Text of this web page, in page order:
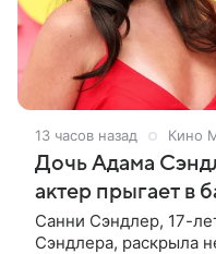
13 часов назад Кино
Дочь Адама
актер прыгает в
Санни Сэндлер, 17-
Сэндлера, раскрыла